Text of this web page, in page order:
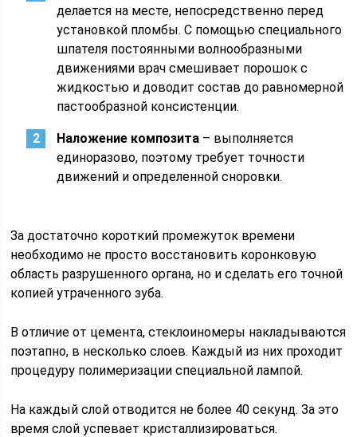
делается на месте, непосредственно перед
установкой пломбы. С помощью специального
шпателя постоянными волнообразными
движениями врач смешивает порошок с
жидкостью и доводит состав до равномерной
пастообразной консистенции.
Наложение композита – выполняется
единоразово, поэтому требует точности
движений и определенной сноровки.
За достаточно короткий промежуток времени
необходимо не просто восстановить коронковую
область разрушенного органа, но и сделать его точной
копией утраченного зуба.
В отличие от цемента, стеклоиномеры накладываются
поэтапно, в несколько слоев. Каждый из них проходит
процедуру полимеризации специальной лампой.
На каждый слой отводится не более 40 секунд. За это
время слой успевает кристаллизироваться.